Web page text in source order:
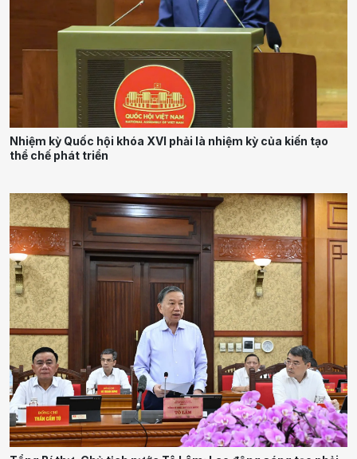
Nhiệm kỳ Quốc hội khóa XVI phải là nhiệm kỳ của kiến tạo
thể chế phát triển